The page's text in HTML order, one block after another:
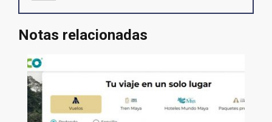
Notas relacionadas